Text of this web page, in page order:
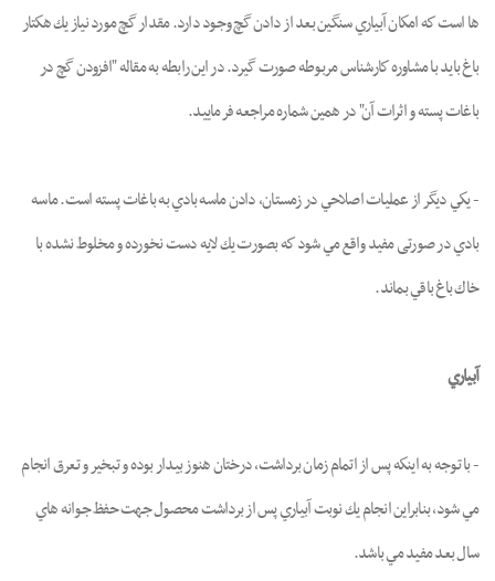
ها است كه امكان آبياري سنگين بعد از دادن گچ وجود دارد. مقدار گچ مورد نياز يك هكتار
باغ بايد با مشاوره كارشناس مربوطه صورت گيرد. در این رابطه به مقاله "افزودن گچ در
باغات پسته و اثرات آن" در همین شماره مراجعه فرمایید.
- يكي ديگر از عمليات اصلاحي در زمستان، دادن ماسه بادي به باغات پسته است. ماسه
بادي در صورتی مفيد واقع مي شود كه بصورت يك لايه دست نخورده و مخلوط نشده با
خاك باغ باقي بماند.
آبياري
- با توجه به اينكه پس از اتمام زمان برداشت، درختان هنوز بيدار بوده و تبخير و تعرق انجام
مي شود، بنابراين انجام يك نوبت آبياري پس از برداشت محصول جهت حفظ جوانه هاي
سال بعد مفيد مي باشد.